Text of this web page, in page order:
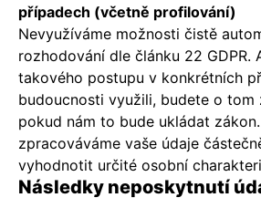
případech (včetně profilování)
Nevyužíváme možnosti čistě
rozhodování dle článku 22 GDPR.
takového postupu v konkrétních
budoucnosti využili, budete o tom
pokud nám to bude ukládat
zpracováváme vaše údaje
vyhodnotit určité osobní
Následky neposkytnutí